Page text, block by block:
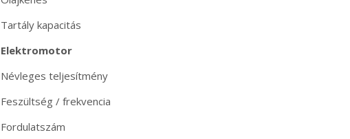
Tartály kapacitás
Elektromotor
Névleges teljesítmény
Feszültség / frekvencia
Fordulatszám